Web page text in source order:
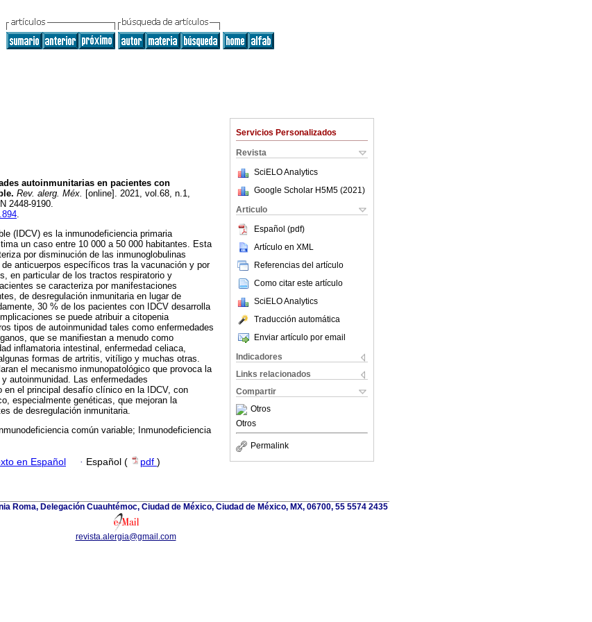
Servicios Personalizados
Revista
SciELO Analytics
Google Scholar H5M5 (2021 )
Articulo
Español (pdf)
Artículo en XML
Referencias del artículo
Como citar este artículo
SciELO Analytics
Traducción automática
Enviar artículo por email
Indicadores
Links relacionados
Compartir
Otros
Otros
Permalink
autoinmunitarias en pacientes con
Rev. alerg. Méx. [online]. 2021, vol.68, n.1,
2448-9190.
.
(IDCV) es la inmunodeficiencia primaria
un caso entre 10 000 a 50 000 habitantes. Esta
por disminución de las inmunoglobulinas
anticuerpos específicos tras la vacunación y por
en particular de los tractos respiratorio y
se caracteriza por manifestaciones
de desregulación inmunitaria en lugar de
30 % de los pacientes con IDCV desarrolla
se puede atribuir a citopenia
tipos de autoinmunidad tales como enfermedades
que se manifiestan a menudo como
inflamatoria intestinal, enfermedad celiaca,
formas de artritis, vitíligo y muchas otras.
el mecanismo inmunopatológico que provoca la
autoinmunidad. Las enfermedades
en el principal desafío clínico en la IDCV, con
especialmente genéticas, que mejoran la
de desregulación inmunitaria.
común variable; Inmunodeficiencia
en Español · Español ( pdf )
Roma, Delegación Cuauhtémoc, Ciudad de México, Ciudad de México, MX, 06700, 55 5574 2435
revista.alergia@gmail.com